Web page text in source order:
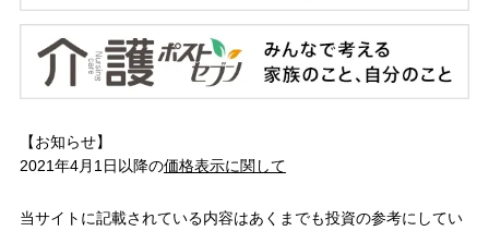
【お知らせ】
2021年4月1日以降の価格表示に関して
当サイトに記載されている内容はあくまでも投資の参考にしてい